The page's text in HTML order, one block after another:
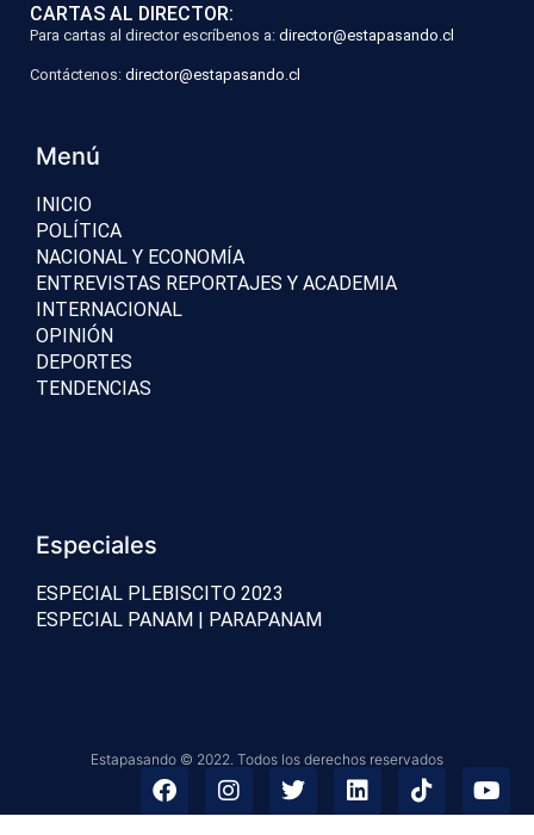
CARTAS AL DIRECTOR:
Para cartas al director escríbenos a: director@estapasando.cl
Contáctenos: director@estapasando.cl
Menú
INICIO
POLÍTICA
NACIONAL Y ECONOMÍA
ENTREVISTAS REPORTAJES Y ACADEMIA
INTERNACIONAL
OPINIÓN
DEPORTES
TENDENCIAS
Especiales
ESPECIAL PLEBISCITO 2023
ESPECIAL PANAM | PARAPANAM
Estapasando © 2022. Todos los derechos reservados